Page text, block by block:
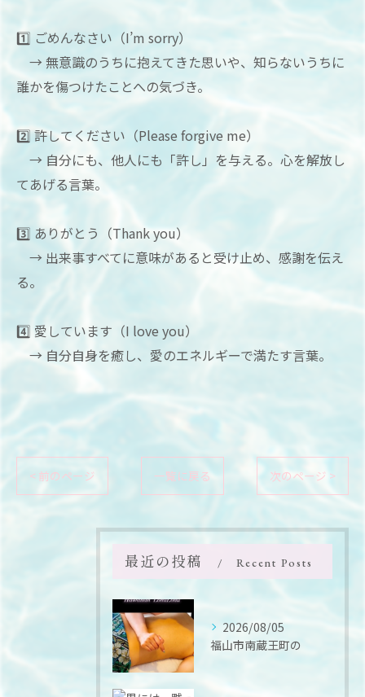
1️⃣ ごめんなさい（I’m sorry）
→ 無意識のうちに抱えてきた思いや、知らないうちに
誰かを傷つけたことへの気づき。
2️⃣ 許してください（Please forgive me）
→ 自分にも、他人にも「許し」を与える。心を解放し
てあげる言葉。
3️⃣ ありがとう（Thank you）
→ 出来事すべてに意味があると受け止め、感謝を伝え
る。
4️⃣ 愛しています（I love you）
→ 自分自身を癒し、愛のエネルギーで満たす言葉。
< 前のページ 一覧に戻る 次のページ >
最近の投稿 Recent Posts
2026/08/05
福山市南蔵王町の